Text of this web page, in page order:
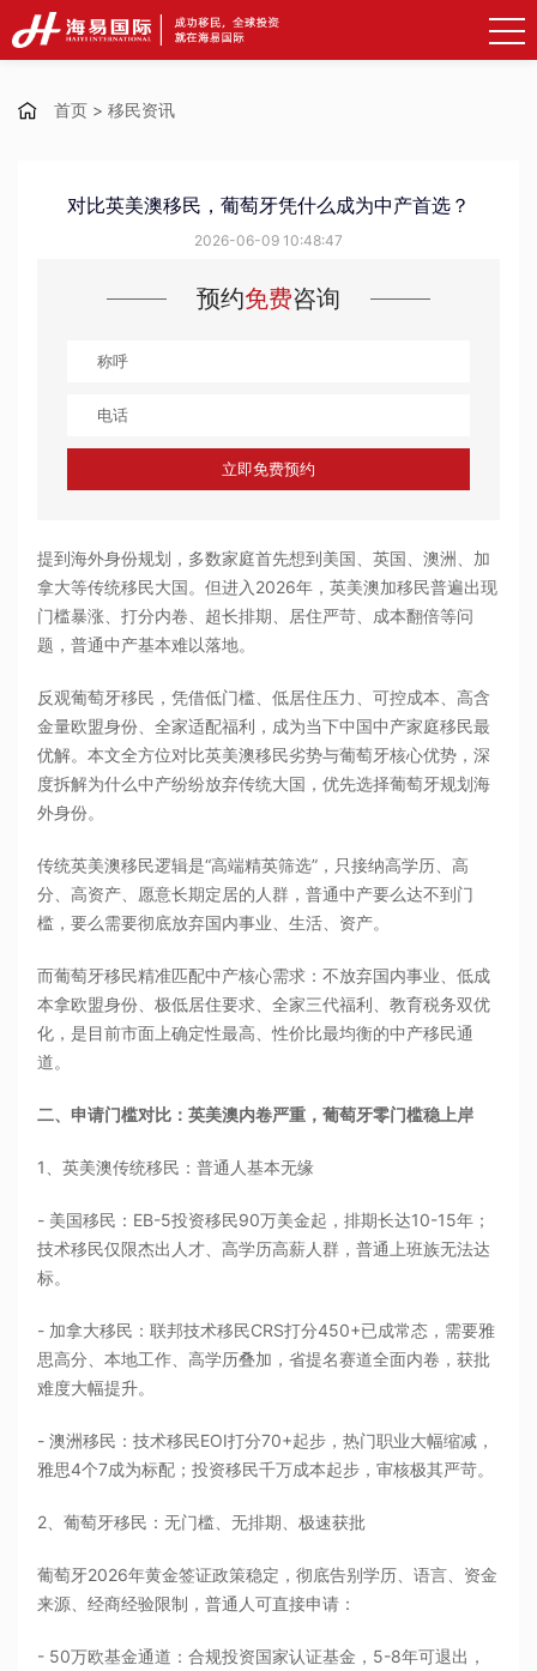
首页 > 移民资讯
对比英美澳移民，葡萄牙凭什么成为中产首选？
2026-06-09 10:48:47
预约免费咨询
立即免费预约
提到海外身份规划，多数家庭首先想到美国、英国、澳洲、加
拿大等传统移民大国。但进入2026年，英美澳加移民普遍出现
门槛暴涨、打分内卷、超长排期、居住严苛、成本翻倍等问
题，普通中产基本难以落地。
反观葡萄牙移民，凭借低门槛、低居住压力、可控成本、高含
金量欧盟身份、全家适配福利，成为当下中国中产家庭移民最
优解。本文全方位对比英美澳移民劣势与葡萄牙核心优势，深
度拆解为什么中产纷纷放弃传统大国，优先选择葡萄牙规划海
外身份。
传统英美澳移民逻辑是“高端精英筛选”，只接纳高学历、高
分、高资产、愿意长期定居的人群，普通中产要么达不到门
槛，要么需要彻底放弃国内事业、生活、资产。
而葡萄牙移民精准匹配中产核心需求：不放弃国内事业、低成
本拿欧盟身份、极低居住要求、全家三代福利、教育税务双优
化，是目前市面上确定性最高、性价比最均衡的中产移民通
道。
二、申请门槛对比：英美澳内卷严重，葡萄牙零门槛稳上岸
1、英美澳传统移民：普通人基本无缘
- 美国移民：EB-5投资移民90万美金起，排期长达10-15年；
技术移民仅限杰出人才、高学历高薪人群，普通上班族无法达
标。
- 加拿大移民：联邦技术移民CRS打分450+已成常态，需要雅
思高分、本地工作、高学历叠加，省提名赛道全面内卷，获批
难度大幅提升。
- 澳洲移民：技术移民EOI打分70+起步，热门职业大幅缩减，
雅思4个7成为标配；投资移民千万成本起步，审核极其严苛。
2、葡萄牙移民：无门槛、无排期、极速获批
葡萄牙2026年黄金签证政策稳定，彻底告别学历、语言、资金
来源、经商经验限制，普通人可直接申请：
- 50万欧基金通道：合规投资国家认证基金，5-8年可退出，